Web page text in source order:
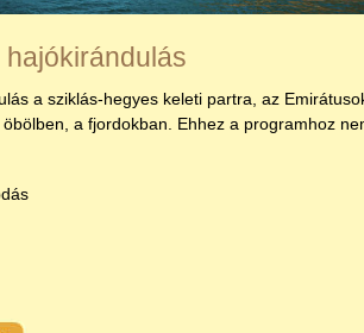
a sziklás-hegyes keleti partra, az
a fjordokban. Ehhez a programhoz